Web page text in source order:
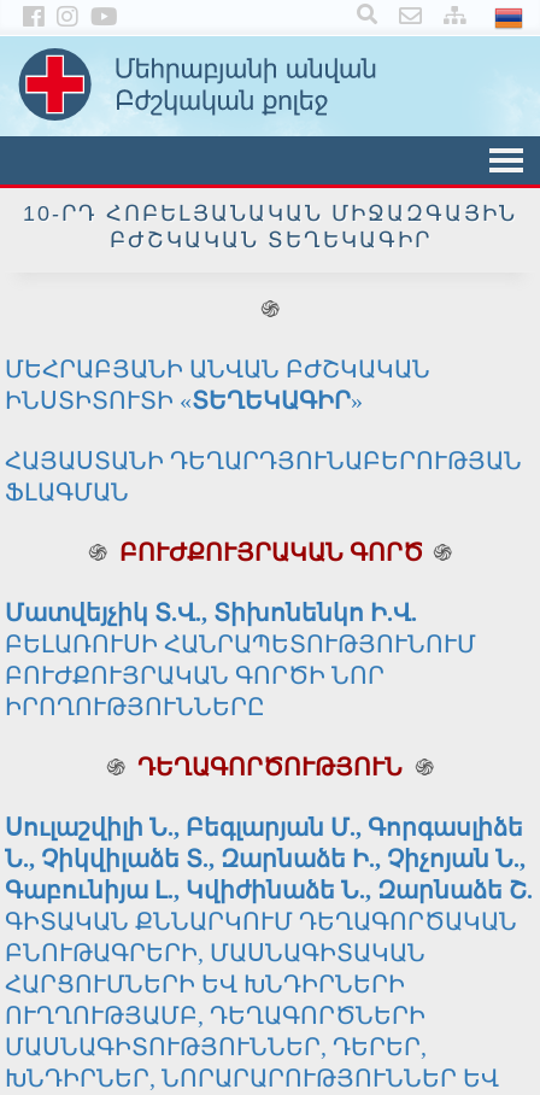
×
10-ՐԴ ՀՈԲԵԼՅԱՆԱԿԱՆ ՄԻՋԱԶԳԱՅԻՆ
ԲԺՇԿԱԿԱՆ ՏԵՂԵԿԱԳԻՐ
֍
ՄԵՀՐԱԲՅԱՆԻ ԱՆՎԱՆ ԲԺՇԿԱԿԱՆ
ԻՆՍՏԻՏՈՒՏԻ «ՏԵՂԵԿԱԳԻՐ»
ՀԱՅԱՍՏԱՆԻ ԴԵՂԱՐԴՅՈՒՆԱԲԵՐՈՒԹՅԱՆ
ՖԼԱԳՄԱՆ
֍ ԲՈՒԺՔՈՒՅՐԱԿԱՆ ԳՈՐԾ ֍
Մատվեյչիկ Տ.Վ., Տիխոնենկո Ի.Վ.
ԲԵԼԱՌՈՒՍԻ ՀԱՆՐԱՊԵՏՈՒԹՅՈՒՆՈՒՄ
ԲՈՒԺՔՈՒՅՐԱԿԱՆ ԳՈՐԾԻ ՆՈՐ
ԻՐՈՂՈՒԹՅՈՒՆՆԵՐԸ
֍ ԴԵՂԱԳՈՐԾՈՒԹՅՈՒՆ ֍
Սուլաշվիլի Ն., Բեգլարյան Մ., Գորգասլիձե
Ն., Չիկվիլաձե Տ., Զարնաձե Ի., Չիչոյան Ն.,
Գաբունիյա Լ., Կվիժինաձե Ն., Զարնաձե Շ.
ԳԻՏԱԿԱՆ ՔՆՆԱՐԿՈՒՄ ԴԵՂԱԳՈՐԾԱԿԱՆ
ԲՆՈՒԹԱԳՐԵՐԻ, ՄԱՍՆԱԳԻՏԱԿԱՆ
ՀԱՐՑՈՒՄՆԵՐԻ ԵՎ ԽՆԴԻՐՆԵՐԻ
ՈՒՂՂՈՒԹՅԱՄԲ, ԴԵՂԱԳՈՐԾՆԵՐԻ
ՄԱՍՆԱԳԻՏՈՒԹՅՈՒՆՆԵՐ, ԴԵՐԵՐ,
ԽՆԴԻՐՆԵՐ, ՆՈՐԱՐԱՐՈՒԹՅՈՒՆՆԵՐ ԵՎ